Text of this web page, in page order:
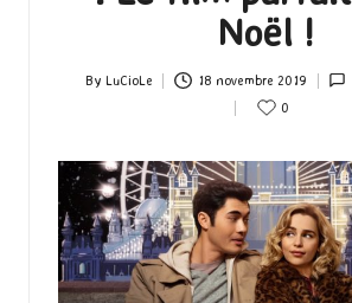
Noël !
Posted
By LuCioLe 18 novembre 2019
0